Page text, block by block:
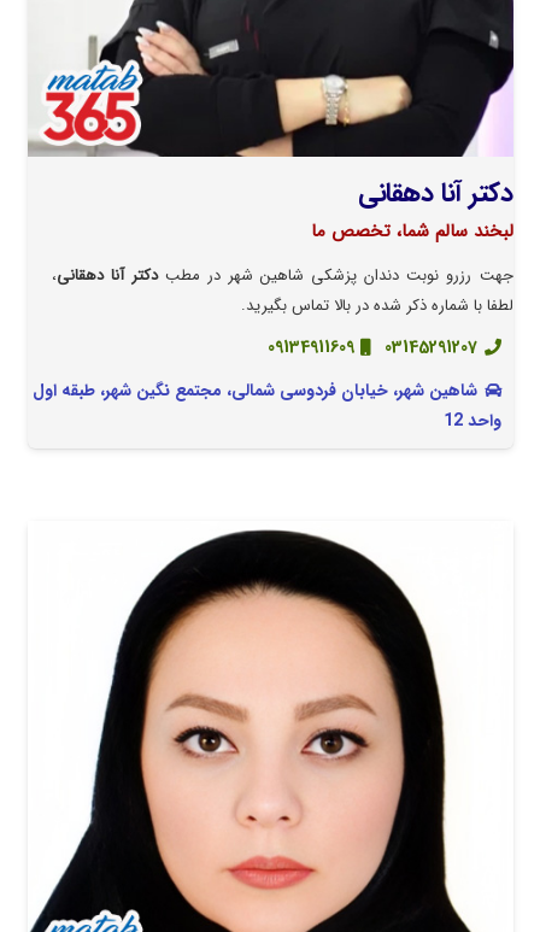
دکتر آنا دهقانی
لبخند سالم شما، تخصص ما
جهت رزرو نوبت دندان پزشکی شاهین شهر در مطبدکتر آنا دهقانی،
لطفا با شماره ذکر شده در بالا تماس بگیرید.
03145291207
09134911609
شاهین شهر، خیابان فردوسی شمالی، مجتمع نگین شهر، طبقه اول
واحد 12